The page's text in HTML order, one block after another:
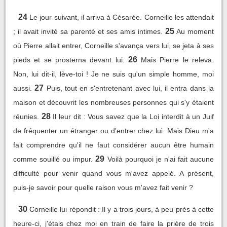
24 Le jour suivant, il arriva à Césarée. Corneille les attendait
; il avait invité sa parenté et ses amis intimes. 25 Au moment
où Pierre allait entrer, Corneille s'avança vers lui, se jeta à ses
pieds et se prosterna devant lui.
26 Mais Pierre le releva.
Non, lui dit-il, lève-toi ! Je ne suis qu'un simple homme, moi
aussi. 27 Puis, tout en s'entretenant avec lui, il entra dans la
maison et découvrit les nombreuses personnes qui s'y étaient
réunies. 28 Il leur dit : Vous savez que la Loi interdit à un Juif
de fréquenter un étranger ou d'entrer chez lui. Mais Dieu m'a
fait comprendre qu'il ne faut considérer aucun être humain
comme souillé ou impur. 29 Voilà pourquoi je n'ai fait aucune
difficulté pour venir quand vous m'avez appelé. A présent,
puis-je savoir pour quelle raison vous m'avez fait venir ?
30 Corneille lui répondit : Il y a trois jours, à peu près à cette
heure-ci, j'étais chez moi en train de faire la prière de trois